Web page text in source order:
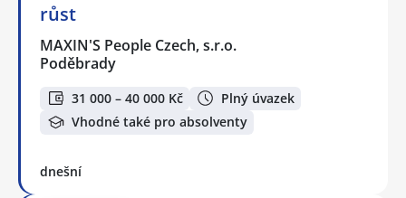
růst
MAXIN'S People Czech, s.r.o.
Poděbrady
31 000 – 40 000 Kč
Plný úvazek
Vhodné také pro absolventy
dnešní